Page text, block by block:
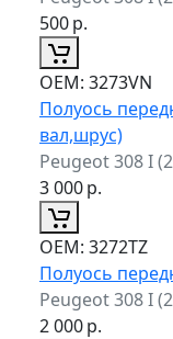
500р.
ОЕМ: 3273VN
Полуось
вал,шрус)
Peugeot 308 I
3 000р.
ОЕМ: 3272TZ
Полуось
Peugeot 308 I
2 000р.